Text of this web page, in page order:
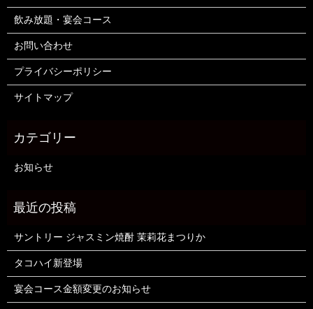
飲み放題・宴会コース
お問い合わせ
プライバシーポリシー
サイトマップ
お知らせ
サントリー ジャスミン焼酎 茉莉花まつりか
タコハイ新登場
宴会コース金額変更のお知らせ